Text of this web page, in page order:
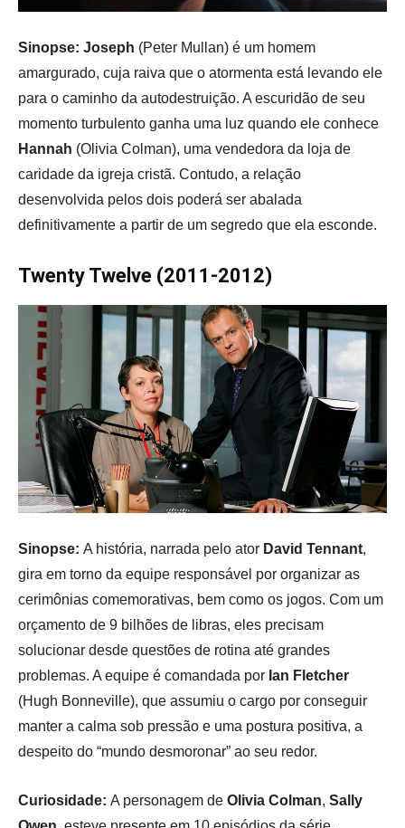
Sinopse: Joseph (Peter Mullan) é um homem
amargurado, cuja raiva que o atormenta está levando ele
para o caminho da autodestruição. A escuridão de seu
momento turbulento ganha uma luz quando ele conhece
Hannah (Olivia Colman), uma vendedora da loja de
caridade da igreja cristã. Contudo, a relação
desenvolvida pelos dois poderá ser abalada
definitivamente a partir de um segredo que ela esconde.
Twenty Twelve (2011-2012)
Sinopse: A história, narrada pelo ator David Tennant,
gira em torno da equipe responsável por organizar as
cerimônias comemorativas, bem como os jogos. Com um
orçamento de 9 bilhões de libras, eles precisam
solucionar desde questões de rotina até grandes
problemas. A equipe é comandada por Ian Fletcher
(Hugh Bonneville), que assumiu o cargo por conseguir
manter a calma sob pressão e uma postura positiva, a
despeito do “mundo desmoronar” ao seu redor.
Curiosidade: A personagem de Olivia Colman, Sally